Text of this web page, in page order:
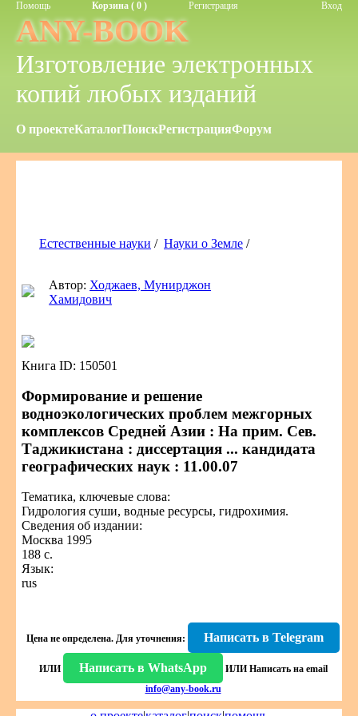
Помощь Корзина ( 0 ) Регистрация Вход
ANY-BOOK
Изготовление электронных
копий любых изданий
О проектеКаталогПоискРегистрацияФорум
Естественные науки / Науки о Земле /
Автор: Ходжаев, Мунирджон
Хамидович
Книга ID: 150501
Формирование и решение
водноэкологических проблем межгорных
комплексов Средней Азии : На прим. Сев.
Таджикистана : диссертация ... кандидата
географических наук : 11.00.07
Тематика, ключевые слова:
Гидрология суши, водные ресурсы, гидрохимия.
Сведения об издании:
Москва 1995
188 с.
Язык:
rus
Цена не определена. Для уточнения: Написать в Telegram
ИЛИ Написать в WhatsApp ИЛИ Написать на email
info@any-book.ru